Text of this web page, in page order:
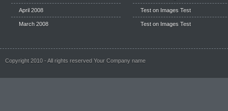
April 2008
March 2008
Test on Images Test
Test on Images Test
Copyright 2010 - All rights reserved Your Company name